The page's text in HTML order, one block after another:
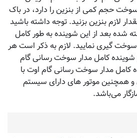
حجم کمی از بنزین را دارد، در باک
لازم بنزین بزنید. توجه داشته باشید
شده بعد از این شوینده به طور کامل
گیری نمایید. لازم به ذکر است هر
از شوینده کامل مدار سوخت رسانی گام
کامل مدار سوخت رسانی گام اوت با
همچنین موتور های دارای سیستم
می‌باشد.